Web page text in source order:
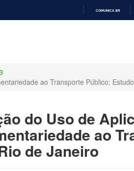
COMUNICA BR
ao Transporte Público:
do Uso de
ao
de Janeiro